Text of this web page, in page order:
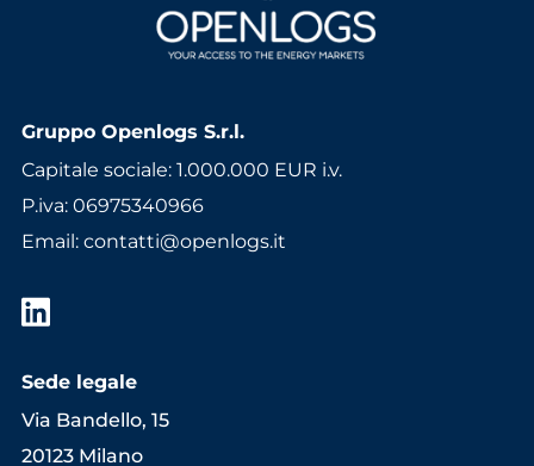
Gruppo Openlogs S.r.l.
Capitale sociale: 1.000.000 EUR i.v.
P.iva: 06975340966
Email : contatti@openlogs.it
Sede legale
Via Bandello, 15
20123 Milano